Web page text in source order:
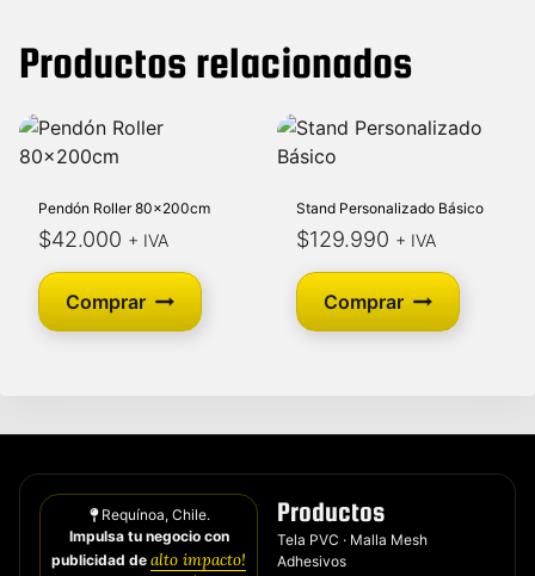
Productos relacionados
Pendón Roller 80x200cm
$42.000 + IVA
Comprar
Stand Personalizado Básico
$129.990 + IVA
Comprar
Requínoa, Chile.
Impulsa tu negocio con
publicidad de alto impacto!
Productos
Tela PVC · Malla Mesh
Adhesivos